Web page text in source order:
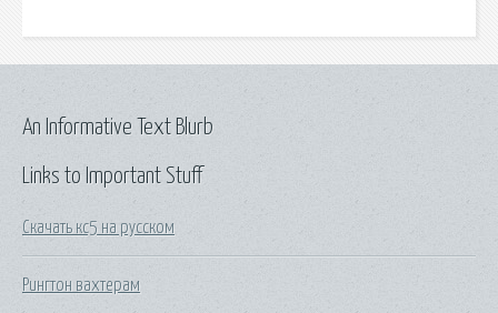
Links to Important Stuff
Скачать кс5 на русском
Рингтон вахтерам
An Informative Text Blurb